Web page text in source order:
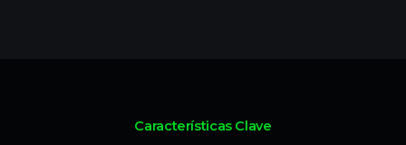
Características Clave